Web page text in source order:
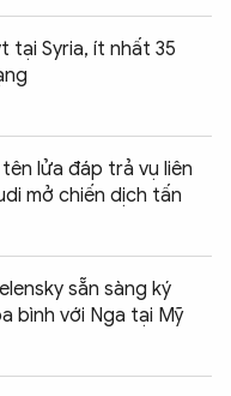
tại Syria, ít nhất 35
lửa đáp trả vụ liên
mở chiến dịch tấn
sẵn sàng ký
bình với Nga tại Mỹ